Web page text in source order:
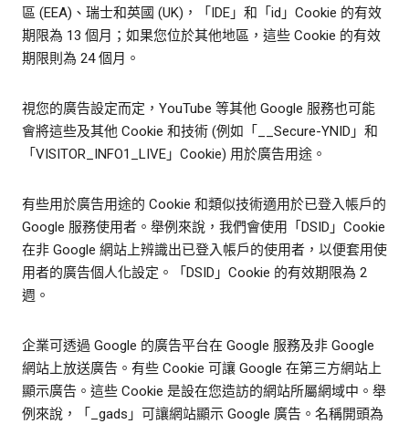
區 (EEA)、瑞士和英國 (UK)，「IDE」和「id」Cookie 的有效
期限為 13 個月；如果您位於其他地區，這些 Cookie 的有效
期限則為 24 個月。
視您的廣告設定而定，YouTube 等其他 Google 服務也可能
會將這些及其他 Cookie 和技術 (例如「__Secure-YNID」和
「VISITOR_INFO1_LIVE」Cookie) 用於廣告用途。
有些用於廣告用途的 Cookie 和類似技術適用於已登入帳戶的
Google 服務使用者。舉例來說，我們會使用「DSID」Cookie
在非 Google 網站上辨識出已登入帳戶的使用者，以便套用使
用者的廣告個人化設定。「DSID」Cookie 的有效期限為 2
週。
企業可透過 Google 的廣告平台在 Google 服務及非 Google
網站上放送廣告。有些 Cookie 可讓 Google 在第三方網站上
顯示廣告。這些 Cookie 是設在您造訪的網站所屬網域中。舉
例來說，「_gads」可讓網站顯示 Google 廣告。名稱開頭為